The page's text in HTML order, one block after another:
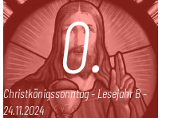
0.
Christkönigssonntag - Lesejahr B -
24.11.2024